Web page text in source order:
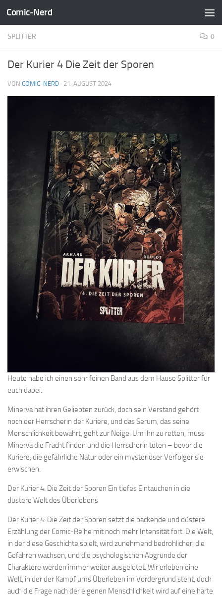
Zum Inhalt springen
Comic-Nerd
SPLITTER 0
Der Kurier 4 Die Zeit der Sporen
VON COMIC-NERD · 21. AUGUST 2024
Heute habe ich einen sehr feinen Band aus dem Hause Splitter für
euch dabei.
Minerva hat ihren Geliebten zurück, doch sein Verstand gehört
noch der Herrscherin der Kuriere, und das Serum, das seine
Menschlichkeit bewahrt, geht zur Neige. Um ihn zu retten, muss
Minerva die Fracht finden und die Herrscherin töten – bevor die
Kuriere, die gefährliche Natur oder ein mysteriöser Verfolger sie
erwischen.
Der Kurier 4: Die Zeit der Sporen Ein tiefes Eintauchen in die
düstere Welt des Überlebens
Der Kurier 4: Die Zeit der Sporen setzt die packende und düstere
Erzählung der Comic-Reihe mit noch mehr Intensität fort. Die Welt,
in der diese Geschichte spielt, wird zunehmend bedrohlicher, die
Gefahren wachsen, und die psychologischen Abgründe der
Charaktere werden immer weiter ausgelotet. Wir erleben eine
Welt, in der der Kampf ums Überleben im Vordergrund steht, doch
auch die Frage nach der eigenen Menschlichkeit wird auf eine harte